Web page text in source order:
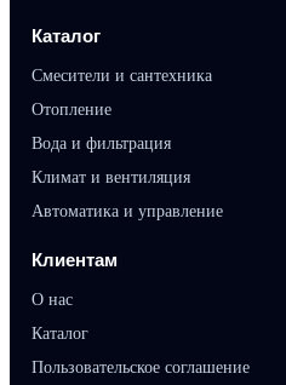
Каталог
Смесители и сантехника
Отопление
Вода и фильтрация
Климат и вентиляция
Автоматика и управление
Клиентам
О нас
Каталог
Пользовательское соглашение